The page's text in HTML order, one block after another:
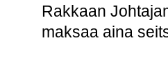
Rakkaan
maksaa aina